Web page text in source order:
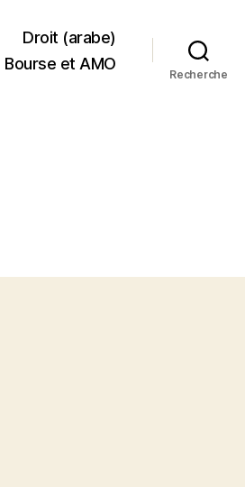
Droit (arabe)
Bourse et AMO
Recherche